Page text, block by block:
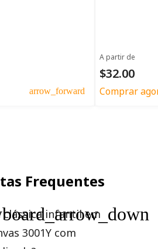
arrow_forward
A partir de
$32.00
Comprar
Frequentes
clássica infantil em
3001Y com